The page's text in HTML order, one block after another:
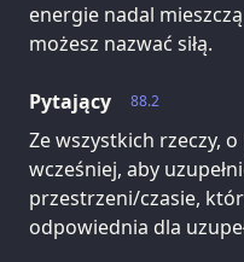
energie nadal
możesz nazwać siłą.
88.2
Pytający
Ze wszystkich rzeczy,
wcześniej, aby
przestrzeni/czasie,
odpowiednia dla